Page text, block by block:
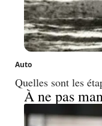
Auto
Quelles sont les
À ne pas